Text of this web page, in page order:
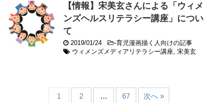
【情報】宋美玄さんによる「ウィメ
ンズヘルスリテラシー講座」につい
て
2019/01/24 -育児漫画描く人向けの記事
ウィメンズメディアリテラシー講座 宋美玄
1 2 … 67 次へ »